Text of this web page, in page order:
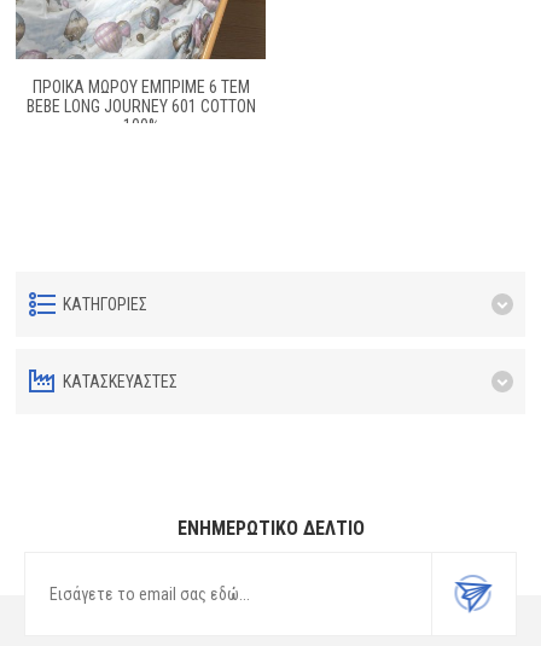
ΠΡΟΙΚΑ ΜΩΡΟΥ ΕΜΠΡΙΜΕ 6 ΤΕΜ
BEBE LONG JOURNEY 601 COTTON
100%
ΚΑΤΗΓΟΡΊΕΣ
ΚΑΤΑΣΚΕΥΑΣΤΈΣ
ΕΝΗΜΕΡΩΤΙΚΌ ΔΕΛΤΊΟ